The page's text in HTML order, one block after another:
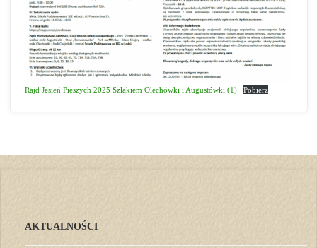
Rajd Jesień Pieszych 2025 Szlakiem Olechówki i Augustówki (1) Pobierz
AKTUALNOŚCI